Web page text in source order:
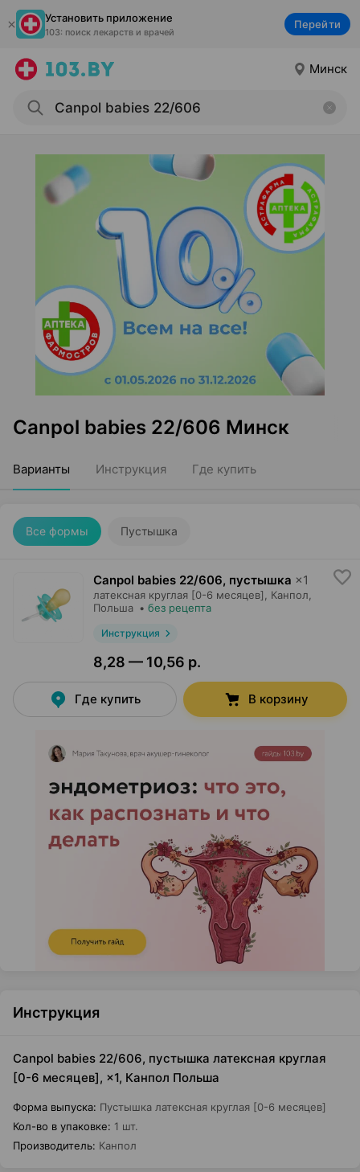
Установить приложение
103: поиск лекарств и врачей
Перейти
Минск
Canpol babies 22/606 Минск
Варианты Инструкция Где купить
Все формы Пустышка
Canpol babies 22/606, пустышка ×1
латексная круглая [0-6 месяцев], Канпол
Польша • без рецепта
Инструкция
8,28 — 10,56 р.
Где купить В корзину
Инструкция
Canpol babies 22/606, пустышка латексная круглая
[0-6 месяцев], ×1, Канпол Польша
Форма выпуска: Пустышка латексная круглая [0-6 месяцев]
Кол-во в упаковке: 1 шт.
Производитель: Канпол